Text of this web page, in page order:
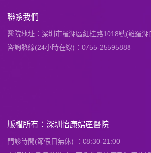
聯系我們
醫院地址：深圳市羅湖區紅桂路1018號(離羅湖
咨詢熱線(24小時在線)：0755-25595888
版權所有：深圳怡康婦産醫院
門診時間(節假日無休) ：08:30-21:00